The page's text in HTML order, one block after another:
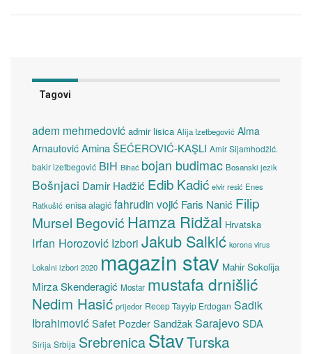
Tagovi
adem mehmedović admir lisica Alija Izetbegović Alma
Arnautović Amina ŠEĆEROVIĆ-KAŞLI Amir Sijamhodžić.
bakir izetbegović BiH Bihać bojan budimac Bosanski jezik
Bošnjaci Damir Hadžić Edib Kadić elvir resić Enes
Ratkušić enisa alagić fahrudin vojić Faris Nanić Filip
Mursel Begović Hamza Ridžal Hrvatska
Irfan Horozović Izbori Jakub Salkić korona virus
Lokalni izbori 2020 magazin stav Mahir Sokolija
Mirza Skenderagić Mostar mustafa drnišlić
Nedim Hasić prijedor Recep Tayyip Erdogan Sadik
Ibrahimović Safet Pozder SandžakSarajevoSDA
Sirija Srbija SrebrenicaStavTurska